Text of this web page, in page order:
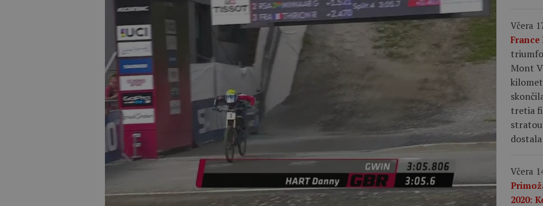
Včera
France
Mont
tretia
Včera
2020: